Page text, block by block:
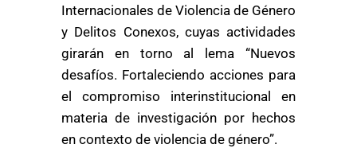
Internacionales de Violencia de Género
y Delitos Conexos, cuyas actividades
girarán en torno al lema “Nuevos
desafíos. Fortaleciendo acciones para
el compromiso interinstitucional en
materia de investigación por hechos
en contexto de violencia de género”.